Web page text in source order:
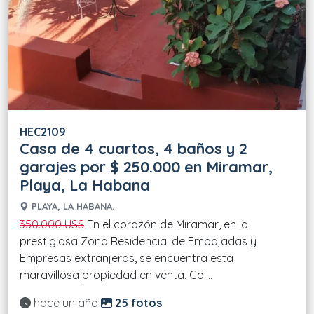
HEC2109
Casa de 4 cuartos, 4 baños y 2
garajes por $ 250.000 en Miramar,
Playa, La Habana
PLAYA, LA HABANA.
350.000 US$ En el corazón de Miramar, en la
prestigiosa Zona Residencial de Embajadas y
Empresas extranjeras, se encuentra esta
maravillosa propiedad en venta. Co....
Actualizado:
hace un año 25 fotos